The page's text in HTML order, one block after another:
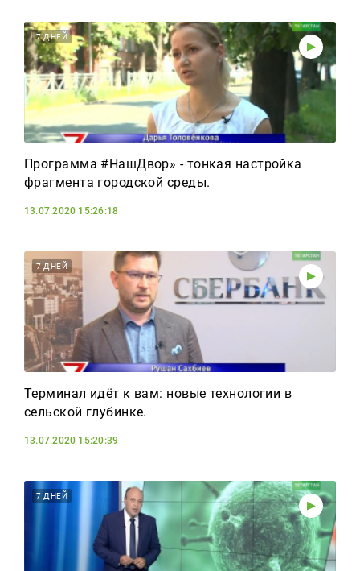
7 ДНЕЙ
Программа #НашДвор» - тонкая настройка
фрагмента городской среды.
13.07.2020 15:26:18
7 ДНЕЙ
Терминал идёт к вам: новые технологии в
сельской глубинке.
13.07.2020 15:20:39
7 ДНЕЙ